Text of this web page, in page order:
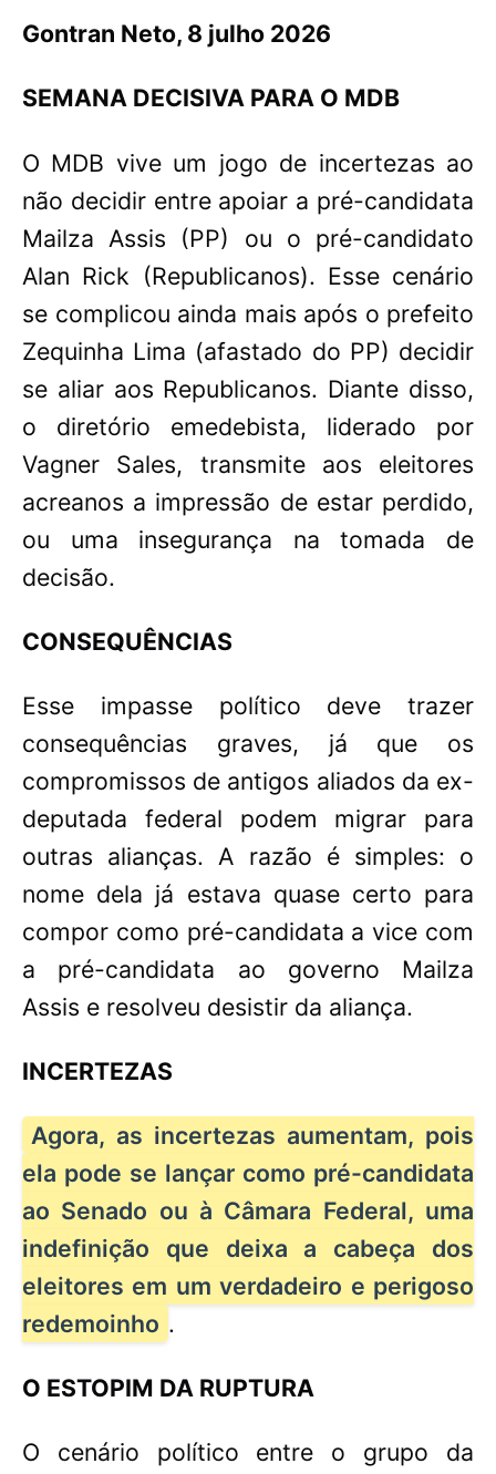
Gontran Neto, 8 julho 2026
SEMANA DECISIVA PARA O MDB
O MDB vive um jogo de incertezas ao
não decidir entre apoiar a pré-candidata
Mailza Assis (PP) ou o pré-candidato
Alan Rick (Republicanos). Esse cenário
se complicou ainda mais após o prefeito
Zequinha Lima (afastado do PP) decidir
se aliar aos Republicanos. Diante disso,
o diretório emedebista, liderado por
Vagner Sales, transmite aos eleitores
acreanos a impressão de estar perdido,
ou uma insegurança na tomada de
decisão.
CONSEQUÊNCIAS
Esse impasse político deve trazer
consequências graves, já que os
compromissos de antigos aliados da ex-
deputada federal podem migrar para
outras alianças. A razão é simples: o
nome dela já estava quase certo para
compor como pré-candidata a vice com
a pré-candidata ao governo Mailza
Assis e resolveu desistir da aliança.
INCERTEZAS
Agora, as incertezas aumentam, pois
ela pode se lançar como pré-candidata
ao Senado ou à Câmara Federal, uma
indefinição que deixa a cabeça dos
eleitores em um verdadeiro e perigoso
redemoinho .
O ESTOPIM DA RUPTURA
O cenário político entre o grupo da